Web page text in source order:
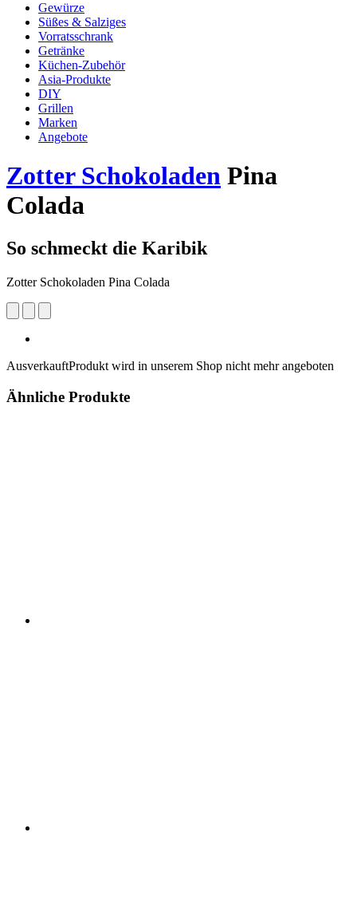
Gewürze
Süßes & Salziges
Vorratsschrank
Getränke
Küchen-Zubehör
Asia-Produkte
DIY
Grillen
Marken
Angebote
Zotter Schokoladen Pina
Colada
So schmeckt die Karibik
Zotter Schokoladen Pina Colada
AusverkauftProdukt wird in unserem Shop nicht mehr angeboten
Ähnliche Produkte